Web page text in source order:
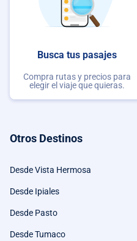
Busca tus pasajes
Compra rutas y precios para
elegir el viaje que quieras.
Otros Destinos
Desde Vista Hermosa
Desde Ipiales
Desde Pasto
Desde Tumaco